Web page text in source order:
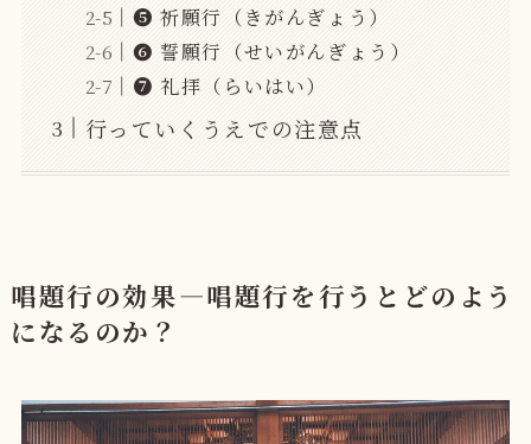
❺ 祈願行（きがんぎょう）
❻ 誓願行（せいがんぎょう）
❼ 礼拝（らいはい）
行っていくうえでの注意点
唱題行の効果—唱題行を行うとどのよう
になるのか？